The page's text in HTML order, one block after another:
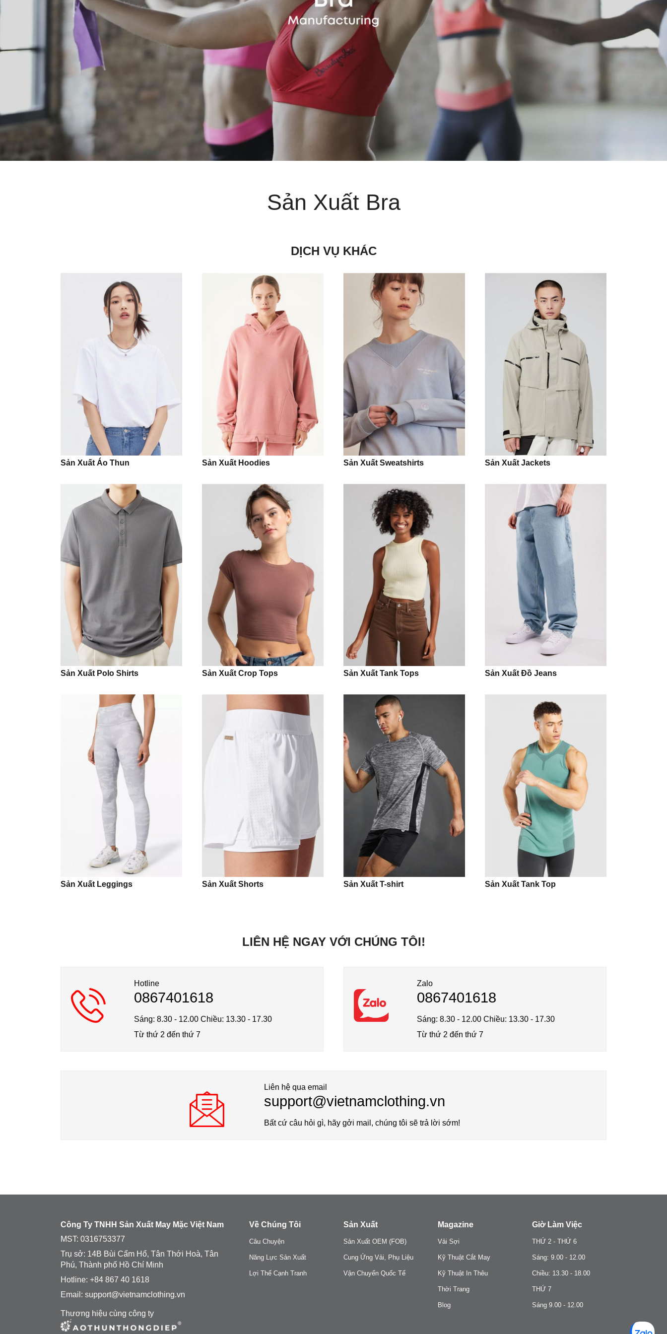
Sản Xuất Bra
DỊCH VỤ KHÁC
Sản Xuất Áo Thun Sản Xuất Hoodies Sản Xuất Sweatshirts Sản Xuất Jackets
Sản Xuất Polo Shirts Sản Xuất Crop Tops Sản Xuất Tank Tops Sản Xuất Đồ Jeans
Sản Xuất Leggings Sản Xuất Shorts Sản Xuất T-shirt Sản Xuất Tank Top
LIÊN HỆ NGAY VỚI CHÚNG TÔI!
Hotline
0867401618
Sáng: 8.30 - 12.00 Chiều: 13.30 - 17.30
Từ thứ 2 đến thứ 7
Zalo
0867401618
Sáng: 8.30 - 12.00 Chiều: 13.30 - 17.30
Từ thứ 2 đến thứ 7
Liên hệ qua email
support@vietnamclothing.vn
Bất cứ câu hỏi gì, hãy gởi mail, chúng tôi sẽ trả lời sớm!
Công Ty TNHH Sản Xuất May Mặc Việt Nam
MST: 0316753377
Trụ sở: 14B Bùi Cẩm Hổ, Tân Thới Hoà, Tân
Phú, Thành phố Hồ Chí Minh
Hotline: +84 867 40 1618
Email: support@vietnamclothing.vn
Thương hiệu cùng công ty
Về Chúng Tôi
Câu Chuyện
Năng Lực Sản Xuất
Lợi Thế Cạnh Tranh
Sản Xuất
Sản Xuất OEM (FOB)
Cung Ứng Vải, Phụ Liệu
Vận Chuyển Quốc Tế
Magazine
Vải Sợi
Kỹ Thuật Cắt May
Kỹ Thuật In Thêu
Thời Trang
Blog
Giờ Làm Việc
THỨ 2 - THỨ 6
Sáng: 9.00 - 12.00
Chiều: 13.30 - 18.00
THỨ 7
Sáng 9.00 - 12.00